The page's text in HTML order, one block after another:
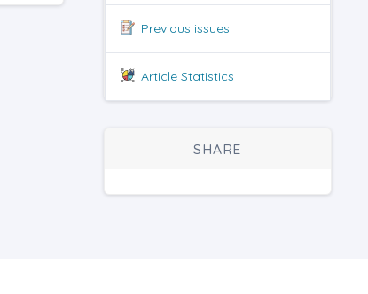
Previous issues
Article Statistics
SHARE